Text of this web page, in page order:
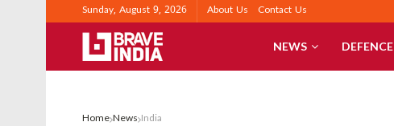
Sunday, August 9, 2026 About Us Contact Us
NEWS DEFENCE
Home News India